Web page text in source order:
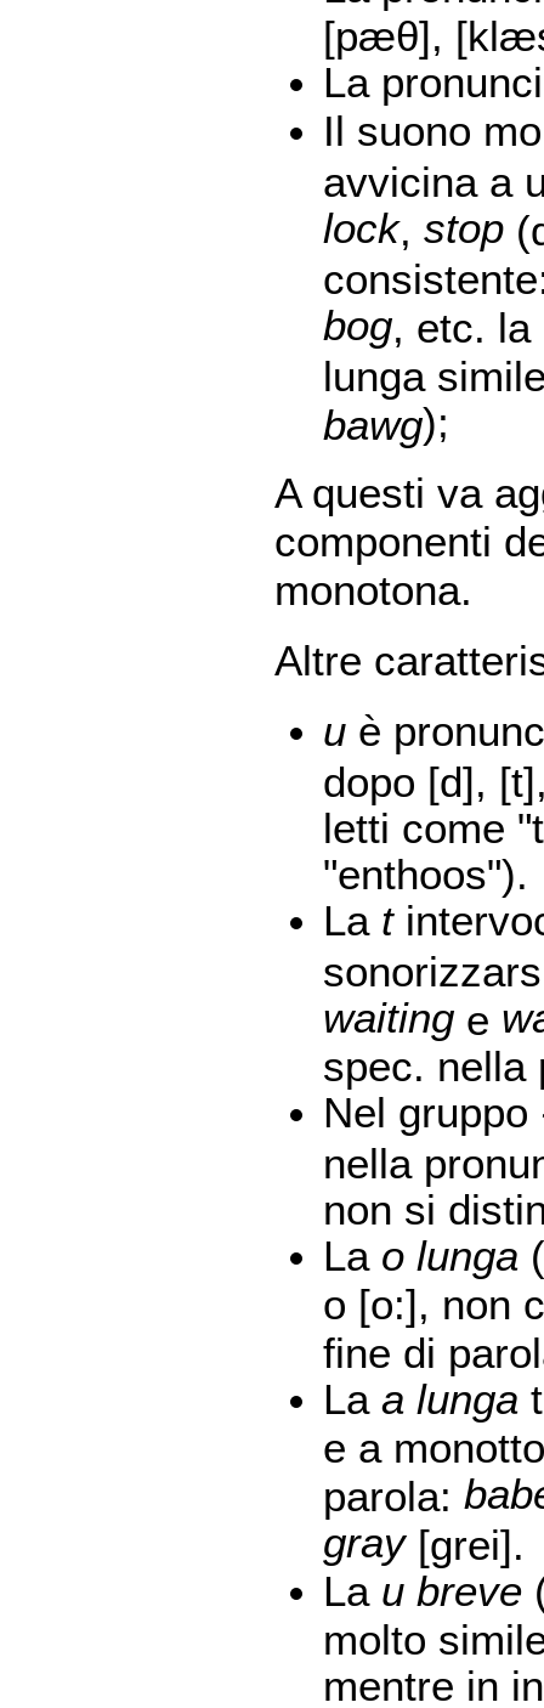
[pæθ],
La
Il suono
avvicina a
lock, stop
bog, etc. la
lunga
bawg);
A questi va
componenti
monotona.
Altre
u è
dopo [d],
letti come
"enthoos").
La t
waiting e
spec. nella
Nel gruppo
nella
non si
La o lunga (
o [o:], non
fine di
La a lunga
e a
parola:
gray[grei].
La u breve
molto
mentre in